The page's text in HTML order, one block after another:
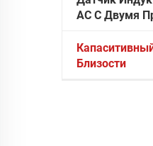
AC С Двумя
Близости